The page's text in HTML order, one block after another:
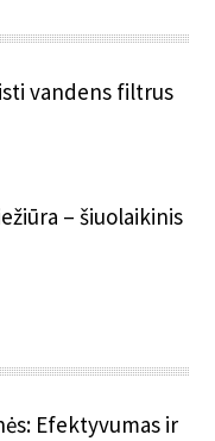
vandens filtrus
– šiuolaikinis
Efektyvumas ir